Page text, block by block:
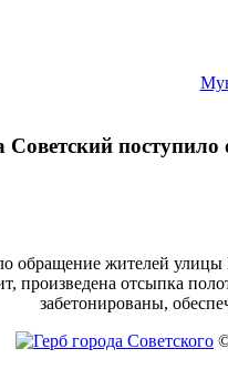
поступило
обращение жителей улицы
произведена отсыпка
забетонированы,